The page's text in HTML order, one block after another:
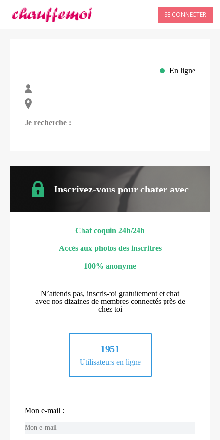
SE CONNECTER
En ligne
Je recherche :
Inscrivez-vous pour chater avec
Chat coquin 24h/24h
Accès aux photos des inscritres
100% anonyme
N’attends pas, inscris-toi gratuitement et chat
avec nos dizaines de membres connectés près de
chez toi
1951
Utilisateurs en ligne
Mon e-mail :